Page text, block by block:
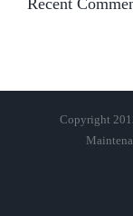
Copyright